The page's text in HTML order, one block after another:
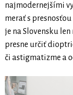
najmodernejšími
merať s
je na Slovensku
presne určiť
či astigmatizme a